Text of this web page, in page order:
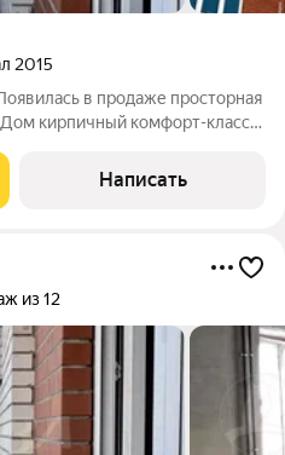
2015
в продаже просторная
кирпичный комфорт-класса
этаже.В квартире
и
Написать
из 12